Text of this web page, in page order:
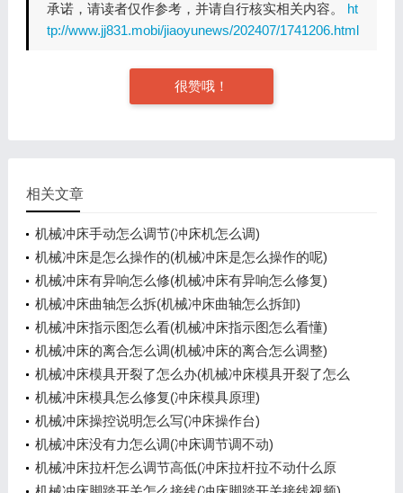
承诺，请读者仅作参考，并请自行核实相关内容。 ht
tp://www.jj831.mobi/jiaoyunews/202407/1741206.html
很赞哦！
相关文章
机械冲床手动怎么调节(冲床机怎么调)
机械冲床是怎么操作的(机械冲床是怎么操作的呢)
机械冲床有异响怎么修(机械冲床有异响怎么修复)
机械冲床曲轴怎么拆(机械冲床曲轴怎么拆卸)
机械冲床指示图怎么看(机械冲床指示图怎么看懂)
机械冲床的离合怎么调(机械冲床的离合怎么调整)
机械冲床模具开裂了怎么办(机械冲床模具开裂了怎么
办呢)
机械冲床模具怎么修复(冲床模具原理)
机械冲床操控说明怎么写(冲床操作台)
机械冲床没有力怎么调(冲床调节调不动)
机械冲床拉杆怎么调节高低(冲床拉杆拉不动什么原